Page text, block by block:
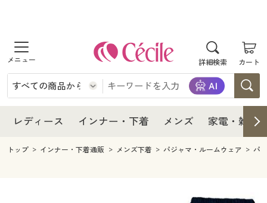
詳細検索 カート
商品を探す
レディース
レディースファッション
インナー・下着
インナー・下着通販すべて
メンズ
レディース インナー・下着 メンズ 家電・雑貨
レディース
レディース通販すべて
レディースファッション
インナー・下着
インナー・下着通販すべて
メンズ
トップ インナー・下着通販 メンズ下着 パジャマ・ルームウェア パ